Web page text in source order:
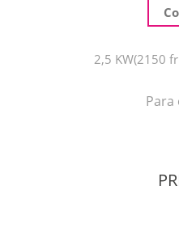
2,5 KW(2150
Para